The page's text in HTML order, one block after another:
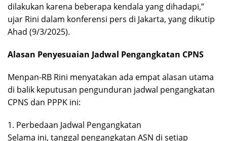
dilakukan karena beberapa kendala yang dihadapi,”
ujar Rini dalam konferensi pers di Jakarta, yang dikutip
Ahad (9/3/2025).
Alasan Penyesuaian Jadwal Pengangkatan CPNS
Menpan-RB Rini menyatakan ada empat alasan utama
di balik keputusan pengunduran jadwal pengangkatan
CPNS dan PPPK ini:
1. Perbedaan Jadwal Pengangkatan
Selama ini, tanggal pengangkatan ASN di setiap